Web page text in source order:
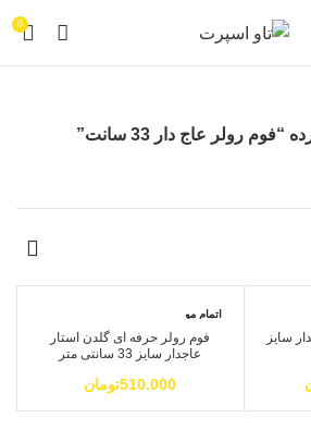
0
رولر عاج دار 33 سانت”
سایز
اتمام مو
فوم رولر حرفه ای گلدن استار
عاجدار سایز 33 سانتی متر
تومان510.000